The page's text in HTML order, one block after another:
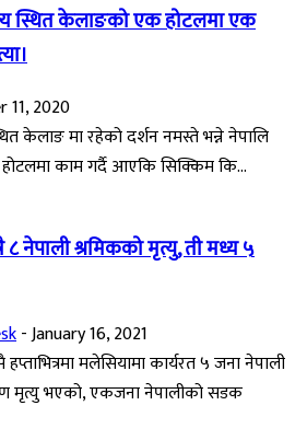
स्थित केलाङको एक होटलमा एक
11, 2020
केलाङ मा रहेको दर्शन नमस्ते भन्ने नेपालि
काम गर्दै आएकि सिक्किम कि...
८ नेपाली श्रमिकको मृत्यु, ती मध्य ५
-January 16, 2021
मलेसियामा कार्यरत ५ जना नेपाली
मृत्यु भएको, एकजना नेपालीको सडक